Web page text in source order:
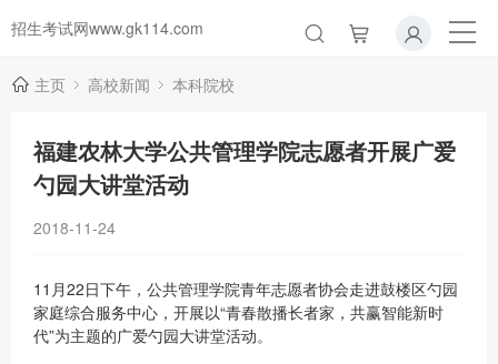
招生考试网www.gk114.com
主页 高校新闻 本科院校
福建农林大学公共管理学院志愿者开展广爱
勺园大讲堂活动
2018-11-24
11月22日下午，公共管理学院青年志愿者协会走进鼓楼区勺园
家庭综合服务中心，开展以“青春散播长者家，共赢智能新时
代”为主题的广爱勺园大讲堂活动。